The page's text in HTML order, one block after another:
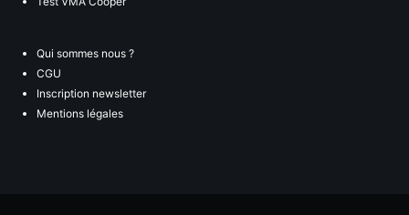
Qui sommes nous ?
CGU
Inscription newsletter
Mentions légales